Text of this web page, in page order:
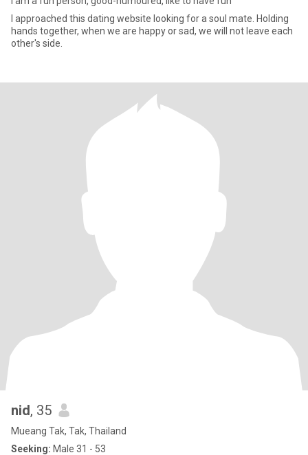
I approached this dating website looking for a soul mate. Holding
hands together, when we are happy or sad, we will not leave each
other's side.
nid, 35
Mueang Tak, Tak, Thailand
Seeking: Male 31 - 53